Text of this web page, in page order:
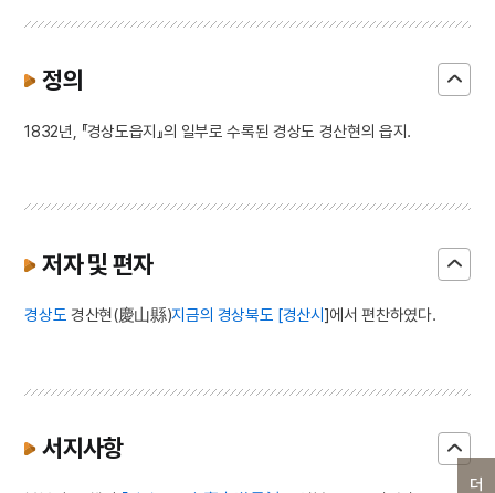
정의
1832년, 『경상도읍지』의 일부로 수록된 경상도 경산현의 읍지.
저자 및 편자
경상도 경산현(慶山縣)지금의 경상북도 [경산시]에서 편찬하였다.
서지사항